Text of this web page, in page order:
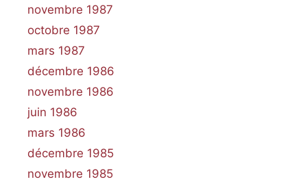
novembre 1987
octobre 1987
mars 1987
décembre 1986
novembre 1986
juin 1986
mars 1986
décembre 1985
novembre 1985